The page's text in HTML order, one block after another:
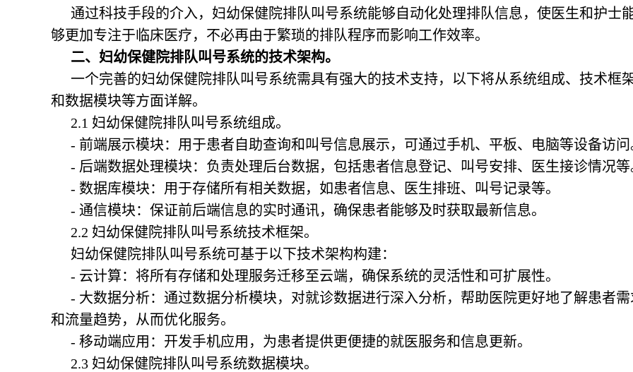
通过科技手段的介入， 妇幼保健院排队叫号系统能够自动化处理排队信息，使医生和护士
够更加专注于临床医疗，不必再由于繁琐的排队程序而影响工作效率。
二、妇幼保健院排队叫号系统的技术架构。
一个完善的妇幼保健院排队叫号系统需具有强大的技术支持，以下将从系统组成、技术框
和数据模块等方面详解。
2.1 妇幼保健院排队叫号系统组成。
- 前端展示模块：用于患者自助查询和叫号信息展示，可通过手机、平板、电脑等设备访问
- 后端数据处理模块：负责处理后台数据，包括患者信息登记、叫号安排、医生接诊情况等
- 数据库模块：用于存储所有相关数据，如患者信息、医生排班、叫号记录等。
- 通信模块：保证前后端信息的实时通讯，确保患者能够及时获取最新信息。
2.2 妇幼保健院排队叫号系统技术框架。
妇幼保健院排队叫号系统可基于以下技术架构构建：
- 云计算：将所有存储和处理服务迁移至云端，确保系统的灵活性和可扩展性。
- 大数据分析：通过数据分析模块，对就诊数据进行深入分析，帮助医院更好地了解患者需
和流量趋势，从而优化服务。
- 移动端应用：开发手机应用，为患者提供更便捷的就医服务和信息更新。
2.3 妇幼保健院排队叫号系统数据模块。